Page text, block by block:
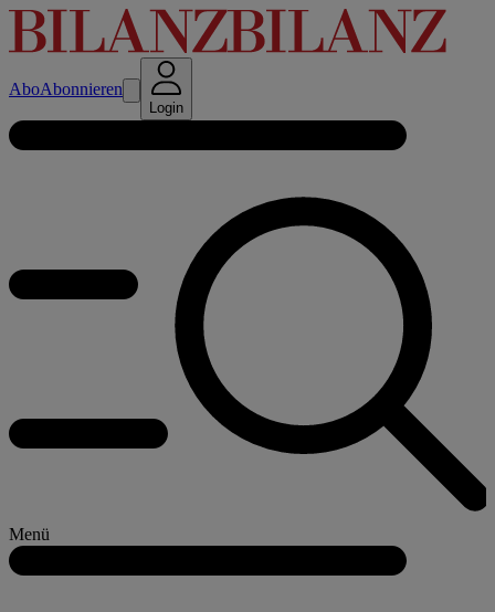
AboAbonnieren
Login
Menü